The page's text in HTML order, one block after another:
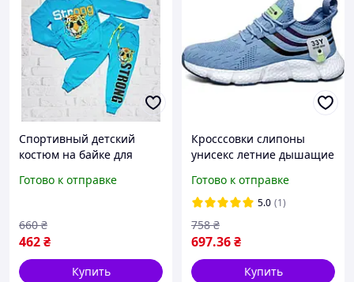
Спортивный детский
костюм на байке для
принтом "STRONG" р 98-
Готово к отправке
462₴
660 ₴
Купить
Кросссовки слипоны
унисекс летние дышащие
24.5см);40(25см):42(26см)
42(26см)
Готово к отправке
5.0 (1)
697.36₴
758 ₴
Купить